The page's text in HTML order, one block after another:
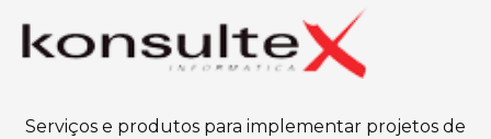
Serviços e produtos para implementar projetos de